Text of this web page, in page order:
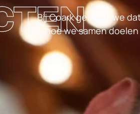
Bij Coark geloven we
hoe we samen